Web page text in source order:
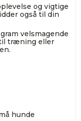
og vigtige
også til din
velsmagende
træning eller
hunde